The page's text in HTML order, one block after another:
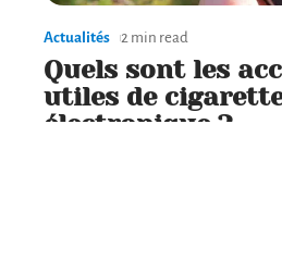
Actualités 2 min read
Quels sont les
utiles de
électronique ?